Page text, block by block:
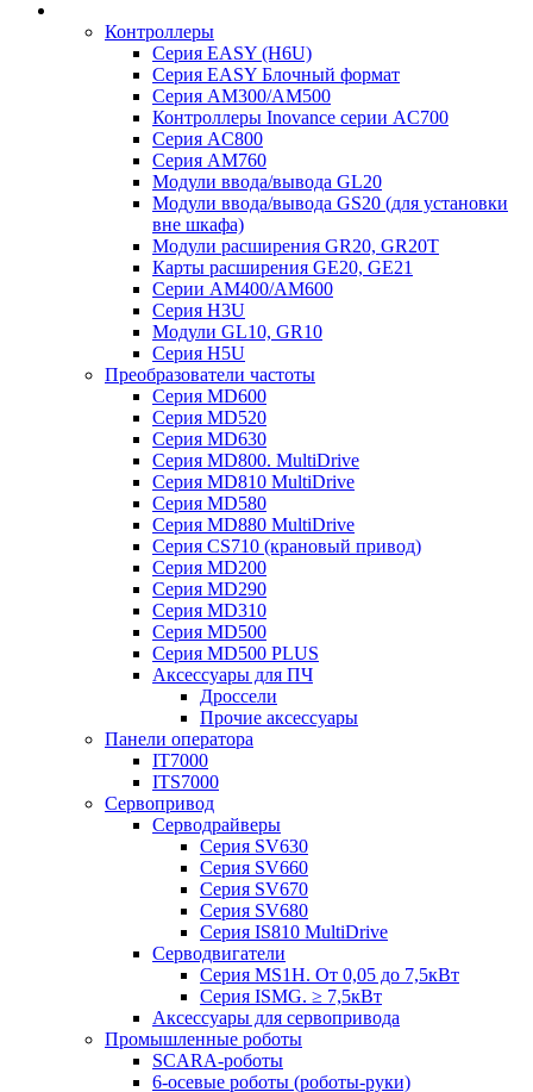
Контроллеры
Серия EASY (H6U)
Серия EASY Блочный формат
Серия AM300/AM500
Контроллеры Inovance серии AC700
Серия AC800
Серия AM760
Модули ввода/вывода GL20
Модули ввода/вывода GS20 (для установки
вне шкафа)
Модули расширения GR20, GR20T
Карты расширения GE20, GE21
Серии AM400/AM600
Серия H3U
Модули GL10, GR10
Серия H5U
Преобразователи частоты
Серия MD600
Серия MD520
Серия MD630
Серия MD800. MultiDrive
Серия MD810 MultiDrive
Серия MD580
Серия MD880 MultiDrive
Серия CS710 (крановый привод)
Серия MD200
Серия MD290
Серия MD310
Серия MD500
Серия MD500 PLUS
Аксессуары для ПЧ
Дроссели
Прочие аксессуары
Панели оператора
IT7000
ITS7000
Сервопривод
Серводрайверы
Серия SV630
Серия SV660
Серия SV670
Серия SV680
Серия IS810 MultiDrive
Серводвигатели
Серия MS1H. От 0,05 до 7,5кВт
Серия ISMG. ≥ 7,5кВт
Аксессуары для сервопривода
Промышленные роботы
SCARA-роботы
6-осевые роботы (роботы-руки)